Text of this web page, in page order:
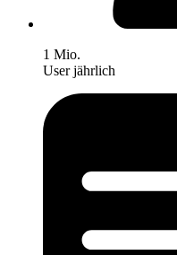
1 Mio.
User jährlich